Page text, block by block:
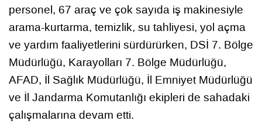
personel, 67 araç ve çok sayıda iş makinesiyle
arama-kurtarma, temizlik, su tahliyesi, yol açma
ve yardım faaliyetlerini sürdürürken, DSİ 7. Bölge
Müdürlüğü, Karayolları 7. Bölge Müdürlüğü,
AFAD, İl Sağlık Müdürlüğü, İl Emniyet Müdürlüğü
ve İl Jandarma Komutanlığı ekipleri de sahadaki
çalışmalarına devam etti.